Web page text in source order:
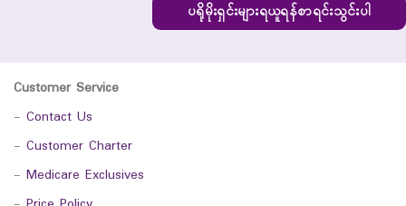
ပရိုမိုးရှင်းများရယူရန်စာရင်းသွင်းပါ
Customer Service
- Contact Us
- Customer Charter
- Medicare Exclusives